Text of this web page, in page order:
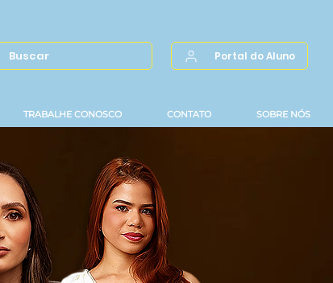
Portal do Aluno
TRABALHE CONOSCO CONTATO SOBRE NÓS